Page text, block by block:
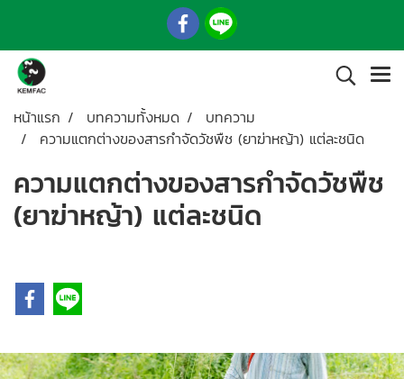
หน้าแรก บทความทั้งหมด
บทความ
ความแตกต่างของสารกำจัดวัชพืช (ยาฆ่าหญ้า) แต่ละชนิด
ความแตกต่างของสารกำจัดวัชพืช
(ยาฆ่าหญ้า) แต่ละชนิด